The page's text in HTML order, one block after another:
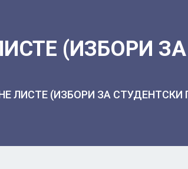
(ИЗБОРИ ЗА
ЛИСТЕ (ИЗБОРИ ЗА СТУДЕНТСКИ